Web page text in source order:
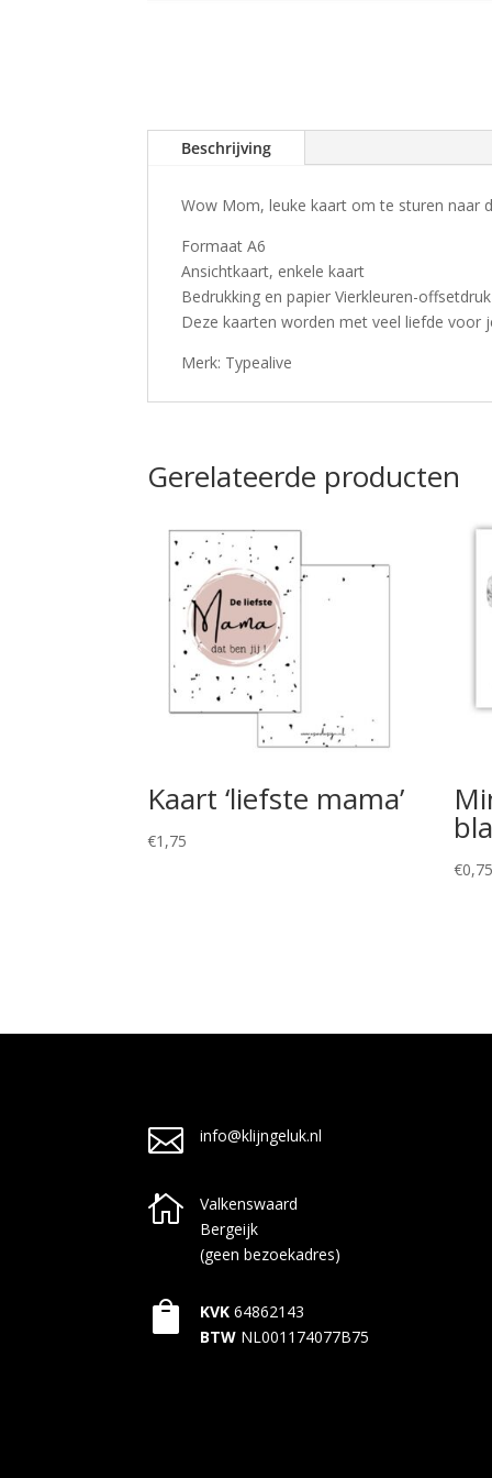
Beschrijving
Wow Mom, leuke kaart om te sturen naar
Formaat A6
Ansichtkaart, enkele kaart
Bedrukking en papier Vierkleuren-
Deze kaarten worden met veel liefde
Merk: Typealive
Gerelateerde producten
Kaart ‘liefste mama’
€1,75
€
 info@klijngeluk.nl

Valkenswaard
Bergeijk
(geen bezoekadres)
 KVK 64862143
BTW NL001174077B75